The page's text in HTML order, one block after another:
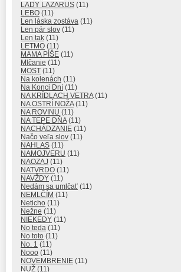
LADY LAZARUS (11)
LEBO (11)
Len láska zostáva (11)
Len pár slov (11)
Len tak (11)
LETMO (11)
MAMA PÍŠE (11)
Mlčanie (11)
MOST (11)
Na kolenách (11)
Na Konci Dní (11)
NA KRÍDLACH VETRA(11)
NA OSTRÍ NOŽA(11)
NA ROVINU (11)
NA TEPE DŇA(11)
NACHÁDZANIE (11)
Načo veľa slov (11)
NAHLAS (11)
NAMOJVERU (11)
NAOZAJ (11)
NATVRDO (11)
NAVŽDY (11)
Nedám sa umlčať (11)
NEMLČÍM (11)
Neticho (11)
Nežne (11)
NIEKEDY (11)
No teda (11)
No toto (11)
No. 1 (11)
Nooo (11)
NOVEMBRENIE (11)
NUŽ (11)